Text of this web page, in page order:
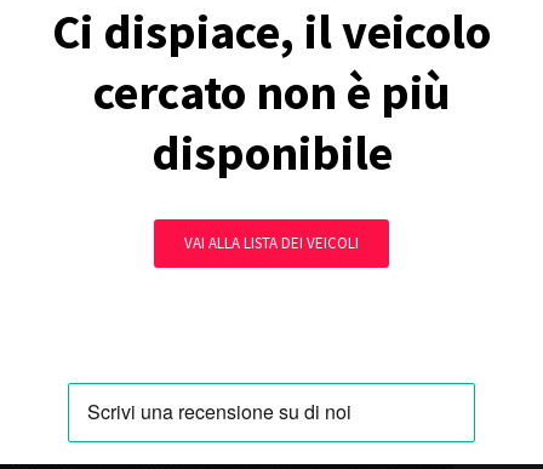
Ci dispiace, il veicolo
cercato non è più
disponibile
VAI ALLA LISTA DEI VEICOLI